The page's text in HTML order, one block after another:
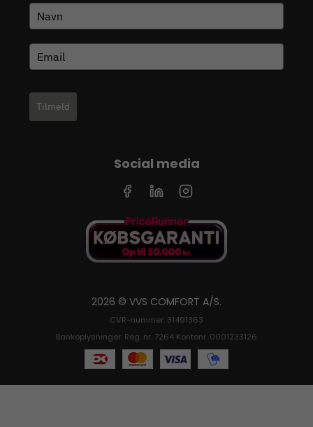
Tilmeld
Social media
2026 © VVS COMFORT A/S.
CVR-nummer: 31491363
Bankoplysninger: Reg. nr. 7264 Kontonr. 0001233126